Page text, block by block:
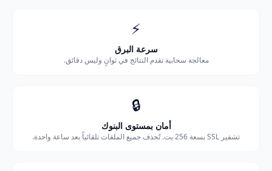
⚡
سرعة البرق
معالجة سحابية تقدم النتائج في ثوانٍ وليس دقائق.
🔒
أمان بمستوى البنوك
تشفير SSL بسعة 256 بت. تُحذف جميع الملفات تلقائياً بعد ساعة واحدة.